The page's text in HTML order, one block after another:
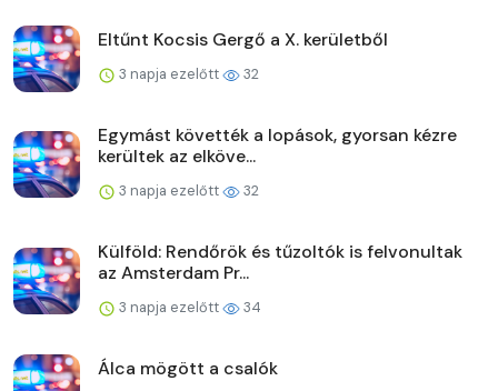
Eltűnt Kocsis Gergő a X. kerületből
3 napja ezelőtt 32
Egymást követték a lopások, gyorsan kézre
kerültek az elköve...
3 napja ezelőtt 32
Külföld: Rendőrök és tűzoltók is felvonultak
az Amsterdam Pr...
3 napja ezelőtt 34
Álca mögött a csalók